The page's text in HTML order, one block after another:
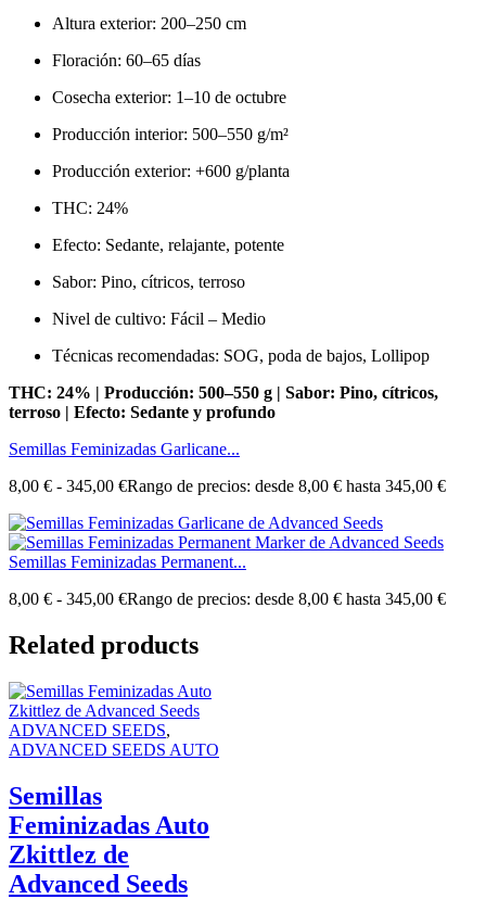
Altura exterior: 200–250 cm
Floración: 60–65 días
Cosecha exterior: 1–10 de octubre
Producción interior: 500–550 g/m²
Producción exterior: +600 g/planta
THC: 24%
Efecto: Sedante, relajante, potente
Sabor: Pino, cítricos, terroso
Nivel de cultivo: Fácil – Medio
Técnicas recomendadas: SOG, poda de bajos, Lollipop
THC: 24% | Producción: 500–550 g | Sabor: Pino, cítricos,
terroso | Efecto: Sedante y profundo
Semillas Feminizadas Garlicane...
8,00 € - 345,00 €Rango de precios: desde 8,00 € hasta 345,00 €
Semillas Feminizadas Permanent...
8,00 € - 345,00 €Rango de precios: desde 8,00 € hasta 345,00 €
Related products
ADVANCED SEEDS,
ADVANCED SEEDS AUTO
Semillas
Feminizadas Auto
Zkittlez de
Advanced Seeds